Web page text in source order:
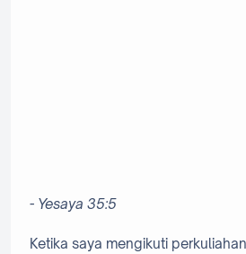
- Yesaya 35:5
Ketika saya mengikuti